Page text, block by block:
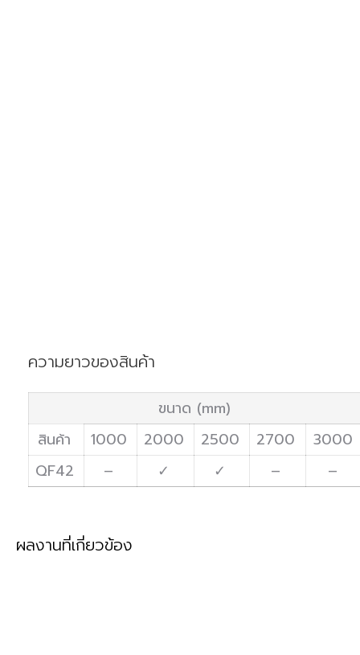
ความยาวของสินค้า
ขนาด (mm)
สินค้า
1000 2000 2500 2700
3000
QF42
– ✓ ✓ – –
ผลงานที่เกี่ยวข้อง